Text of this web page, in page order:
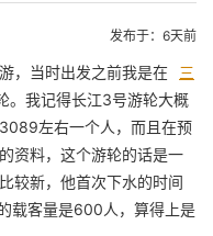
发布于：6天前
，当时出发之前我是在
三
。我记得长江3号游轮大概
左右一个人，而且在预
资料，这个游轮的话是一
较新，他首次下水的时间
载客量是600人，算得上是